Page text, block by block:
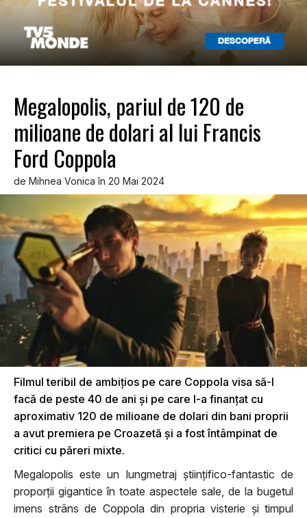
Megalopolis, pariul de 120 de
milioane de dolari al lui Francis
Ford Coppola
de Mihnea Vonica în 20 Mai 2024
Filmul teribil de ambițios pe care Coppola visa să-l
facă de peste 40 de ani și pe care l-a finanțat cu
aproximativ 120 de milioane de dolari din bani proprii
a avut premiera pe Croazetă și a fost întâmpinat de
critici cu păreri mixte.
Megalopolis este un lungmetraj științifico-fantastic de
proporții gigantice în toate aspectele sale, de la bugetul
imens strâns de Coppola din propria visterie și timpul